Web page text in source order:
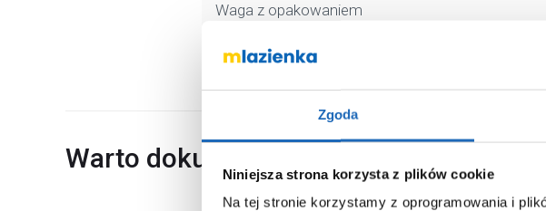
Zgoda
Niniejsza strona korzysta z plików cookie
Na tej stronie korzystamy z oprogramowania i
Waga z opakowaniem
Warto dokupić